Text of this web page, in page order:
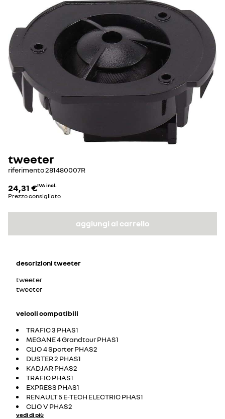
tweeter
riferimento281480007R
24,31 €IVA incl.
Prezzo consigliato
aggiungi al carrello
descrizionitweeter
tweeter
tweeter
veicoli compatibili
TRAFIC 3 PHAS1
MEGANE 4 Grandtour PHAS1
CLIO 4 Sporter PHAS2
DUSTER 2 PHAS1
KADJAR PHAS2
TRAFIC PHAS1
EXPRESS PHAS1
RENAULT 5 E-TECH ELECTRIC PHAS1
CLIO V PHAS2
vedi di più